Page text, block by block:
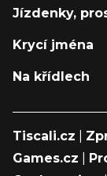
Jízdenky,
Krycí jména
Na křídlech
Tiscali.cz
Games.cz